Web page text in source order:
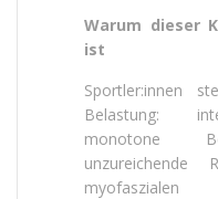
Warum dieser
ist
Sportler:innen
Belastung:
monotone
unzureichende